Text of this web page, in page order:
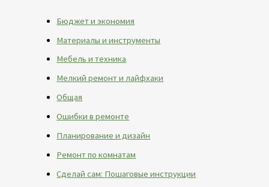
Бюджет и экономия
Материалы и инструменты
Мебель и техника
Мелкий ремонт и лайфхаки
Общая
Ошибки в ремонте
Планирование и дизайн
Ремонт по комнатам
Сделай сам: Пошаговые инструкции